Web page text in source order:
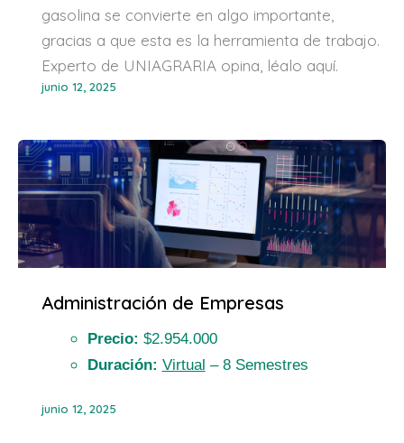
gasolina se convierte en algo importante,
gracias a que esta es la herramienta de trabajo.
Experto de UNIAGRARIA opina, léalo aquí.
junio 12, 2025
Administración de Empresas
Precio: $2.954.000
Duración: Virtual – 8 Semestres
junio 12, 2025